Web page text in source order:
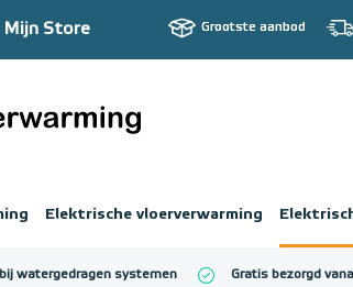
Mijn Store Grootste aanbod
Elektrische vloerverwarming
watergedragen systemen Gratis bezorgd